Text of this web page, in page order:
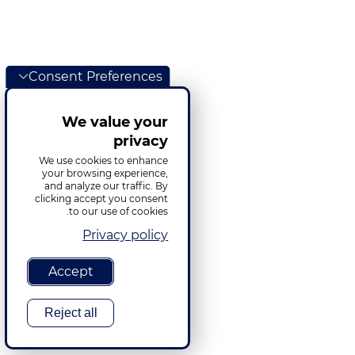
Consent Preferences
We value your
privacy
We use cookies to enhance
your browsing experience,
and analyze our traffic. By
clicking accept you consent
to our use of cookies.
Privacy policy
Accept
Reject all